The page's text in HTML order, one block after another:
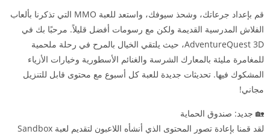
قم بإعداد جرعاتك، وشحذ سيوفك، واستعد للعبة MMO التي تذكرنا بألعاب
الفلاش المدرسية القديمة ولكن مع رسومات أفضل قليلاً. مرحبًا بك في
AdventureQuest 3D، حيث يلتقي الخيال بالمرح في رحلة ملحمية
للمغامرة مليئة بالمعارك الشرسة والغنائم الأسطورية وخيارات الأزياء
المشكوك فيها. تحديثات جديدة للعبة كل أسبوع مع محتوى قابل للتنزيل
مجاني!
🏡 جديد: صندوق الحماية
لقد قمنا بإعادة تصور المحتوى الذي أنشأه اللاعبون لتقديم لعبة Sandbox